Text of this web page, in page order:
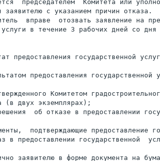
председателем  Комитета или
заявителю с указанием причин отказа.
вправе  отозвать заявление на
услуги в течение 3 рабочих дней со
предоставления государственной
предоставления государственной
Комитетом
(в двух экземплярах);
об отказе в предоставлении
подтверждающие предоставление
в предоставлении государственной
заявителю в форме документа на